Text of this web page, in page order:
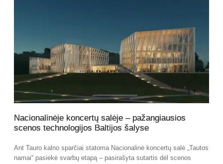
Nacionalinėje koncertų salėje – pažangiausios
scenos technologijos Baltijos šalyse
Ant Tauro kalno sparčiai statoma Nacionalinė koncertų salė „Tautos
namai“ pasiekė svarbų etapą – pasirašyta sutartis dėl scenos